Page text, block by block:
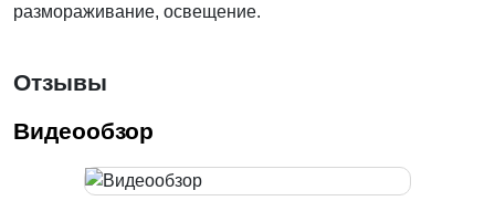
размораживание, освещение.
Отзывы
Видеообзор